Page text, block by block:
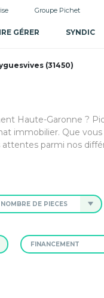
Groupe Pichet
GÉRER SYNDIC
(31450)
Haute-Garonne ?
immobilier. Que
parmi nos
NOMBRE DE PIÈCES
FINANCEMENT